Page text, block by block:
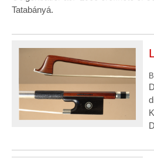
Tatabányá.